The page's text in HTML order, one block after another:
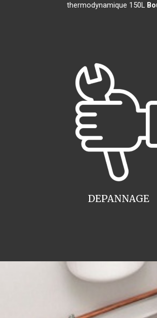
thermodynamique 150L
DEPANNAGE